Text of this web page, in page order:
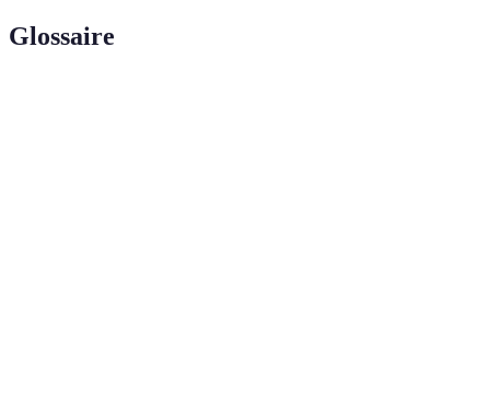
Glossaire